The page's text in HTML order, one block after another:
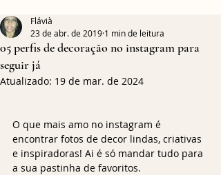
05 perfis de decoração no instagram para
seguir já
Flávià
23 de abr. de 2019 1 min de leitura
Atualizado: 19 de mar. de 2024
O que mais amo no instagram é
encontrar fotos de decor lindas, criativas
e inspiradoras! Ai é só mandar tudo para
a sua pastinha de favoritos.